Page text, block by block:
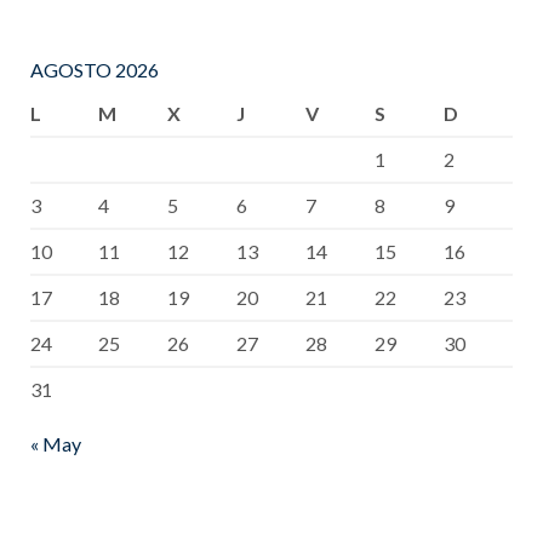
AGOSTO 2026
L
M X J V S
D
1
2
3
4 5 6 7 8
9
10
11 12 13 14 15
16
17
18 19 20 21 22
23
24
25 26 27 28 29
30
31
« May